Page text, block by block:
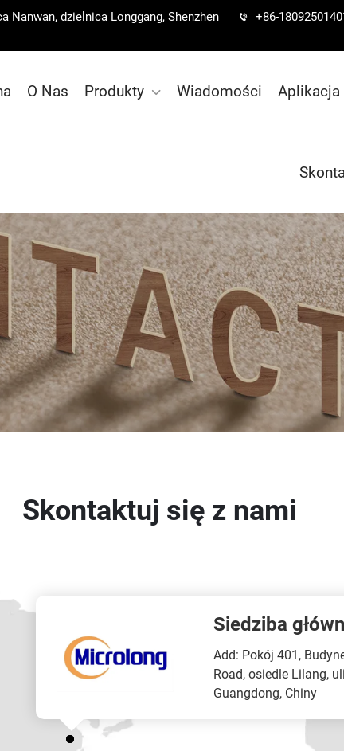
Nanwan, dzielnica Longgang, Shenzhen
+86-
O Nas Produkty Wiadomości Aplikacja
Skontaktuj się z nami
Siedziba
Add: Pokój 401,
Road, osiedle Lilang,
Guangdong, Chiny